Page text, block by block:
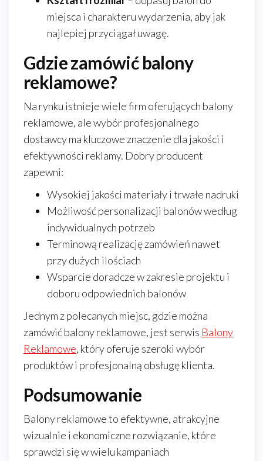
miejsca i charakteru wydarzenia, aby jak
najlepiej przyciągał uwagę.
Gdzie zamówić balony
reklamowe?
Na rynku istnieje wiele firm oferujących balony
reklamowe, ale wybór profesjonalnego
dostawcy ma kluczowe znaczenie dla jakości i
efektywności reklamy. Dobry producent
zapewni:
Wysokiej jakości materiały i trwałe nadruki
Możliwość personalizacji balonów według
indywidualnych potrzeb
Terminową realizację zamówień nawet
przy dużych ilościach
Wsparcie doradcze w zakresie projektu i
doboru odpowiednich balonów
Jednym z polecanych miejsc, gdzie można
zamówić balony reklamowe, jest serwis Balony
Reklamowe, który oferuje szeroki wybór
produktów i profesjonalną obsługę klienta.
Podsumowanie
Balony reklamowe to efektywne, atrakcyjne
wizualnie i ekonomiczne rozwiązanie, które
sprawdzi się w wielu kampaniach